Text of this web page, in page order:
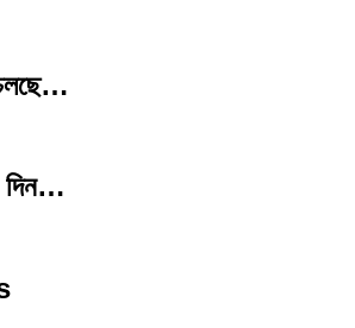
দিন…